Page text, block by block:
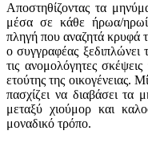
Αποστηθίζοντας τα
μέσα σε κάθε ήρωα/
πληγή που αναζητά κρυφά
ο συγγραφέας ξεδιπλώνει
τις ανομολόγητες
ετούτης της οικογένειας.
πασχίζει να διαβάσει τα
μεταξύ χιούμορ και
μοναδικό τρόπο.